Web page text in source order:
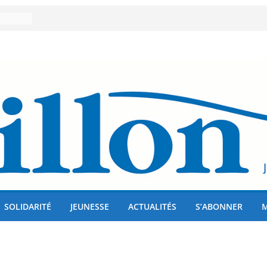
!
SOLIDARITÉ JEUNESSE ACTUALITÉS S’ABONNER